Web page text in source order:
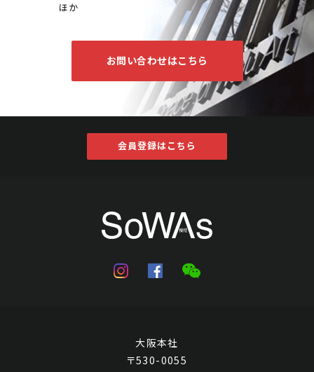
ほか
お問い合わせはこちら
会員登録はこちら
大阪本社
〒530-0055